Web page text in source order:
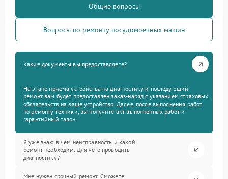
Общие вопросы
Вопросы по ремонту посудомоечных машин
Какие документы вы предоставляете?
На этапе приема устройства на диагностику и последующий
ремонт вам будет предоставлен заказ-наряд с указанием страховых
обязательств на ваше устройство. Далее, после выполнения работ
по ремонту техники, вы получите акт выполненных работ и
гарантийный талон.
Я уже знаю в чем неисправность и какой
ремонт необходим. Для чего проводить
диагностику?
Мне нужен срочный ремонт. Сможете